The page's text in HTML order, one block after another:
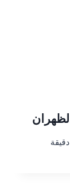
دقيقة